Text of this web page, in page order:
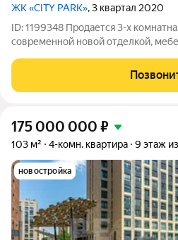
ЖК «CITY PARK», 3 квартал 2020
ID: 1199348 Продается 3-х
современной новой отделкой,
-кухня-гостиная, -две спальни, -
ванной, -гостевой санузел.
175 000 000 ₽
103 м² 4-комн. квартира 9 этаж
новостройка